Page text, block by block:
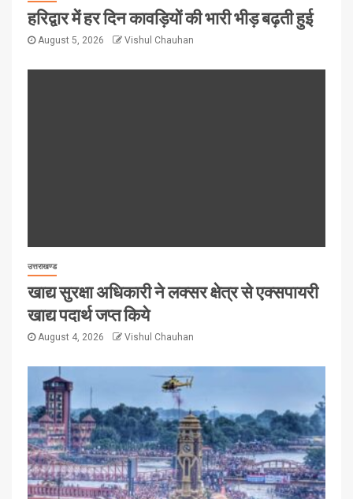
हरिद्वार में हर दिन कावड़ियों की भारी भीड़ बढ़ती हुई
August 5, 2026 Vishul Chauhan
उत्तराखण्ड
खाद्य सुरक्षा अधिकारी ने लक्सर क्षेत्र से एक्सपायरी
खाद्य पदार्थ जप्त किये
August 4, 2026 Vishul Chauhan